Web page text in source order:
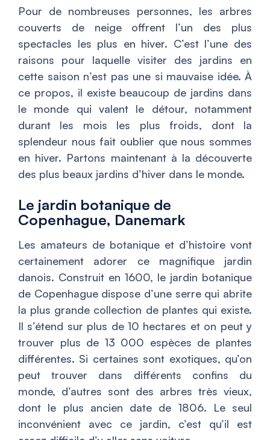
Pour de nombreuses personnes, les arbres
couverts de neige offrent l’un des plus
spectacles les plus en hiver. C’est l’une des
raisons pour laquelle visiter des jardins en
cette saison n’est pas une si mauvaise idée. À
ce propos, il existe beaucoup de jardins dans
le monde qui valent le détour, notamment
durant les mois les plus froids, dont la
splendeur nous fait oublier que nous sommes
en hiver. Partons maintenant à la découverte
des plus beaux jardins d’hiver dans le monde.
Le jardin botanique de
Copenhague, Danemark
Les amateurs de botanique et d’histoire vont
certainement adorer ce magnifique jardin
danois. Construit en 1600, le jardin botanique
de Copenhague dispose d’une serre qui abrite
la plus grande collection de plantes qui existe.
Il s’étend sur plus de 10 hectares et on peut y
trouver plus de 13 000 espèces de plantes
différentes. Si certaines sont exotiques, qu’on
peut trouver dans différents confins du
monde, d’autres sont des arbres très vieux,
dont le plus ancien date de 1806. Le seul
inconvénient avec ce jardin, c’est qu’il est